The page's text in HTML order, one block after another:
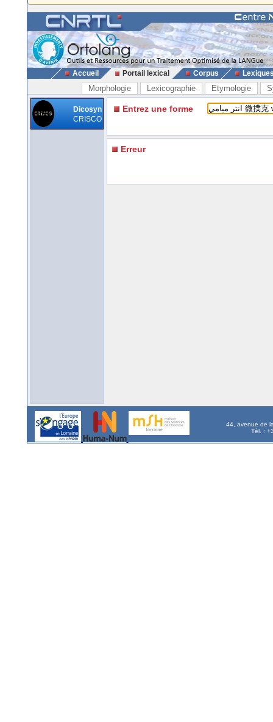
Accueil Portail lexical Corpus
Morphologie Lexicographie Etymologie
Dicosyn
CRISCO
Entrez une forme
Erreur
44, avenue de
Tél. :